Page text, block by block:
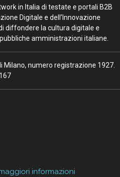
in Italia di testate e portali B2B
Digitale e dell’Innovazione
diffondere la cultura digitale e
amministrazioni italiane.
Milano, numero registrazione 1927.
informazioni